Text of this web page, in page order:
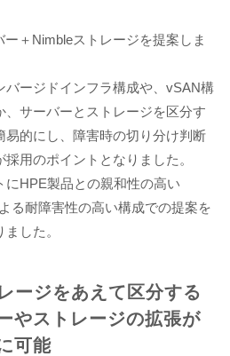
＋Nimbleストレージを提案しま
バージドインフラ構成や、vSAN構
、サーバーとストレージを区分す
易的にし、障害時の切り分け判断
用のポイントとなりました。
にHPE製品との親和性の高い
る耐障害性の高い構成での提案を
した。
ージをあえて区分する
やストレージの拡張が
可能